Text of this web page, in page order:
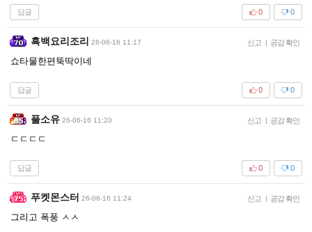
답글 0
0
흑백요리조리 26-06-16 11:17 신고 | 공감 확인
쇼타물한편뚝딱이네
답글 0
0
풀소유 26-06-16 11:20 신고 | 공감 확인
ㄷㄷㄷㄷ
답글 0
0
푸켓몬스터 26-06-16 11:24 신고 | 공감 확인
그리고 폭풍 ㅅㅅ